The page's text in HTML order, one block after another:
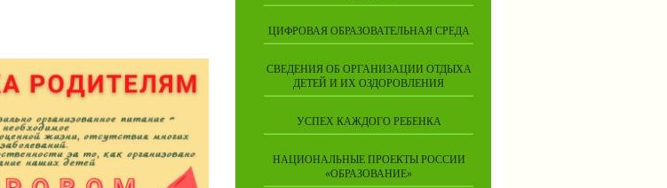
ЦИФРОВАЯ ОБРАЗОВАТЕЛЬНАЯ СРЕДА
СВЕДЕНИЯ ОБ ОРГАНИЗАЦИИ ОТДЫХА
ДЕТЕЙ И ИХ ОЗДОРОВЛЕНИЯ
УСПЕХ КАЖДОГО РЕБЕНКА
НАЦИОНАЛЬНЫЕ ПРОЕКТЫ РОССИИ
«ОБРАЗОВАНИЕ»